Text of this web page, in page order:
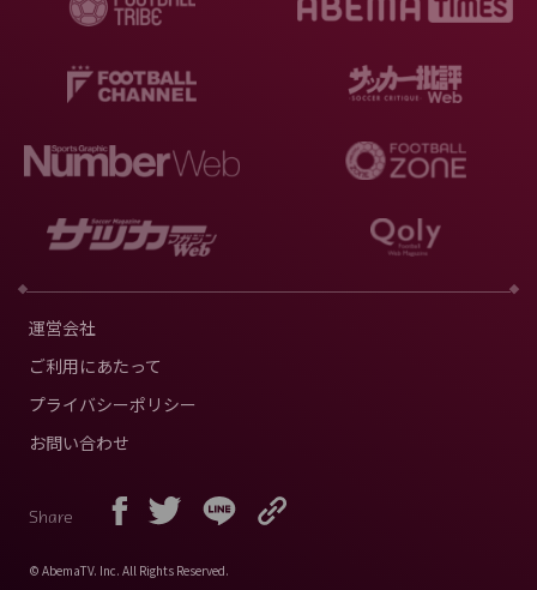
運営会社
ご利用にあたって
プライバシーポリシー
お問い合わせ
Share
© AbemaTV. Inc. All Rights Reserved.